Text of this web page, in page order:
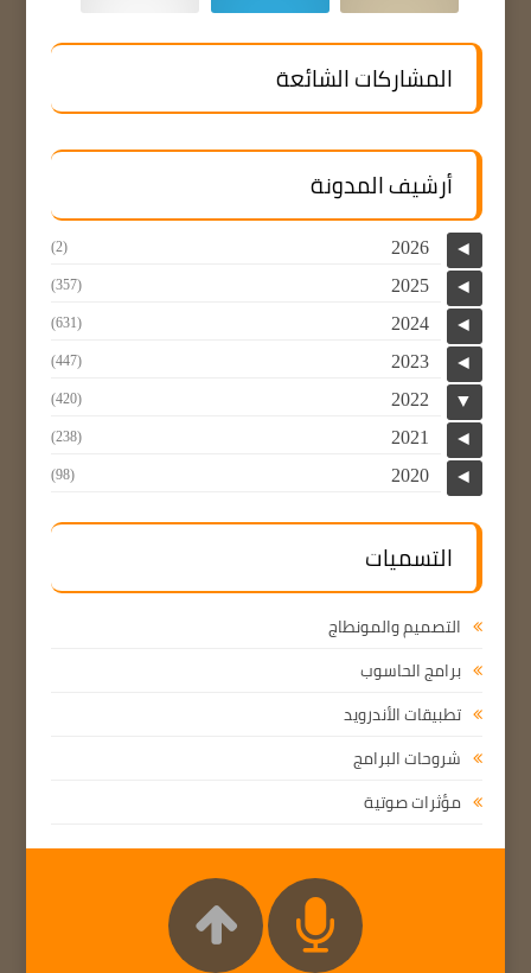
المشاركات الشائعة
أرشيف المدونة
◄
2026
(2)
◄
2025
(357)
◄
2024
(631)
◄
2023
(447)
▼
2022
(420)
◄
2021
(238)
◄
2020
(98)
التسميات
التصميم والمونطاج
برامج الحاسوب
تطبيقات الأندرويد
شروحات البرامج
مؤثرات صوتية